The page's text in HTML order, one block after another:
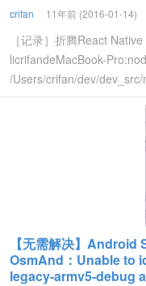
crifan 11年前 (2016-01-14)
［记录］折腾React
licrifandeMacBook-
/Users/crifan/dev/
【无需解决】Android
OsmAnd：Unable to
legacy-armv5-debug